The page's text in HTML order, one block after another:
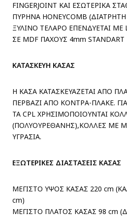
FINGERJOINT ΚΑΙ ΕΣΩΤΕΡΙΚΑ
ΠΥΡΗΝΑ HONEYCOMB
ΞΥΛΙΝΟ ΤΕΛΑΡΟ ΕΠΕΝΔΥΕΤΑΙ ΜΕ
ΣΕ MDF ΠΑΧΟΥΣ 4mm STANDART
ΚΑΤΑΣΚΕΥΗ ΚΑΣΑΣ
Η ΚΑΣΑ ΚΑΤΑΣΚΕΥΑΖΕΤΑΙ ΑΠΟ
ΠΕΡΒΑΖΙ ΑΠΟ ΚΟΝΤΡΑ-ΠΛΑΚΕ.
ΤΑ CPL ΧΡΗΣΙΜΟΠΟΙΟΥΝΤΑΙ
(ΠΟΛΥΟΥΡΕΘΑΝΗΣ),ΚΟΛΛΕΣ ΜΕ
ΥΓΡΑΣΙΑ.
ΕΞΩΤΕΡΙΚΕΣ ΔΙΑΣΤΑΣΕΙΣ ΚΑΣΑΣ
ΜΕΓΙΣΤΟ ΥΨΟΣ ΚΑΣΑΣ 220 cm
cm)
ΜΕΓΙΣΤΟ ΠΛΑΤΟΣ ΚΑΣΑΣ 98 cm